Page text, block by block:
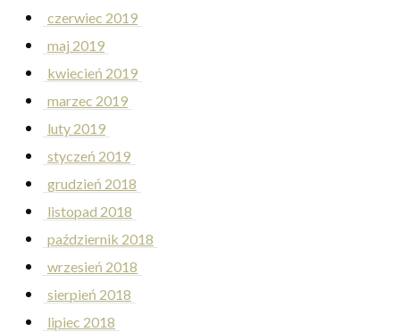
czerwiec 2019
maj 2019
kwiecień 2019
marzec 2019
luty 2019
styczeń 2019
grudzień 2018
listopad 2018
październik 2018
wrzesień 2018
sierpień 2018
lipiec 2018